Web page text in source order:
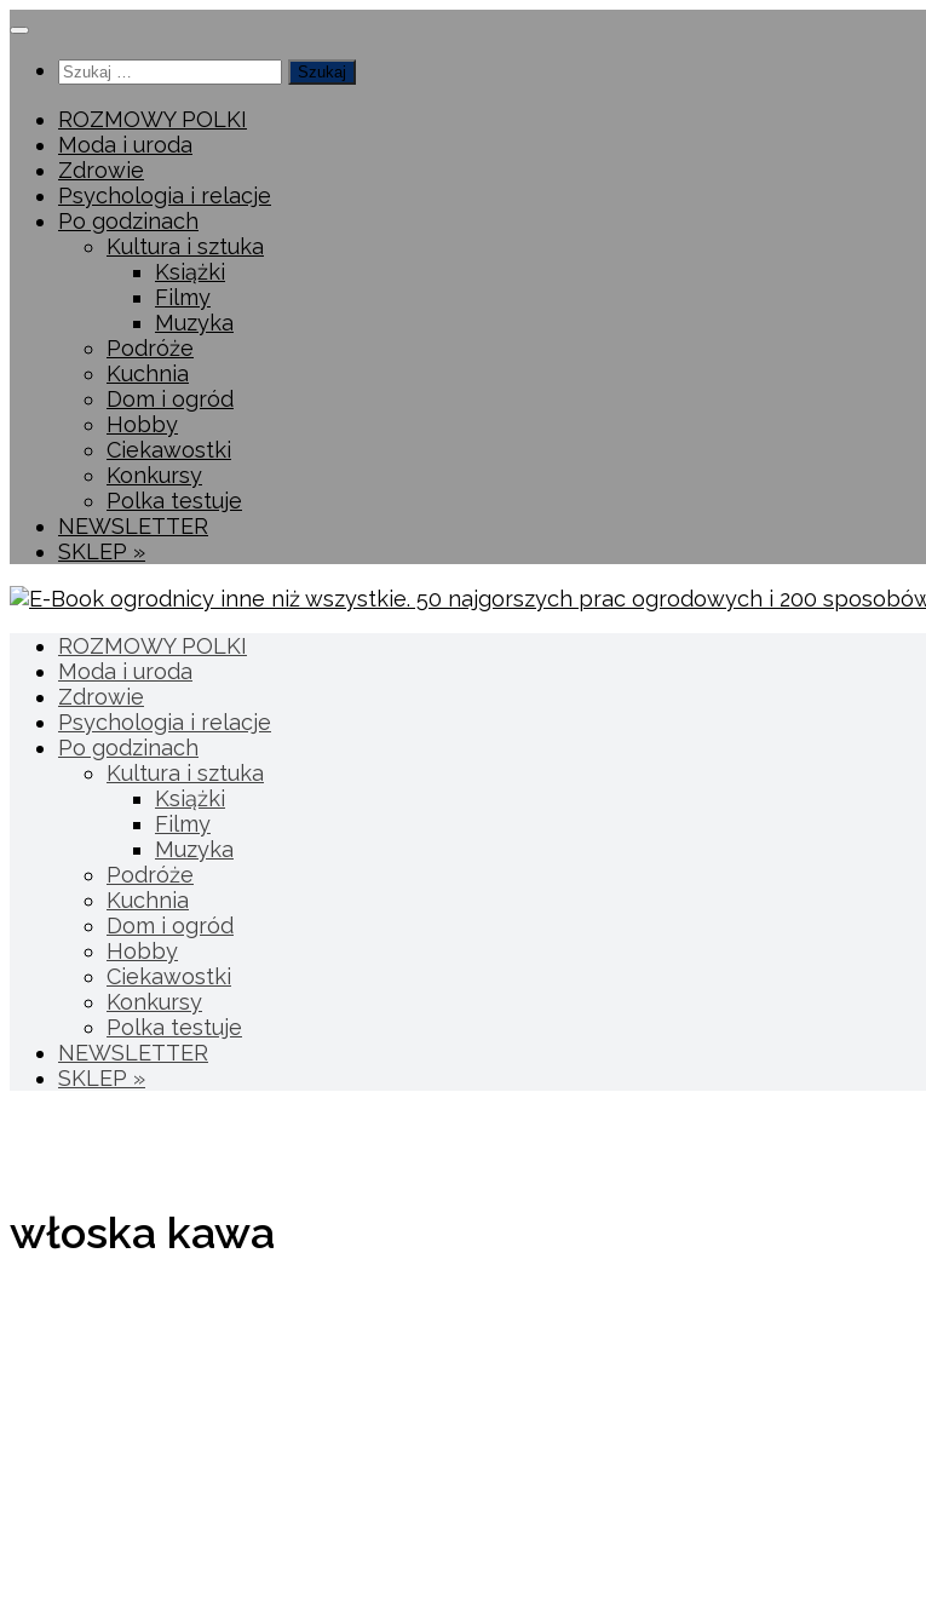
Przeskocz
treściSzukaj:
ROZMOWY POLKI
Moda i uroda
Zdrowie
Psychologia i relacje
Po godzinach
Kultura i sztuka
Książki
Filmy
Muzyka
Podróże
Kuchnia
Dom i ogród
Hobby
Ciekawostki
Konkursy
Polka testuje
NEWSLETTER
SKLEP »
ROZMOWY POLKI
Moda i uroda
Zdrowie
Psychologia i relacje
Po godzinach
Kultura i sztuka
Książki
Filmy
Muzyka
Podróże
Kuchnia
Dom i ogród
Hobby
Ciekawostki
Konkursy
Polka testuje
NEWSLETTER
SKLEP »
włoska kawa